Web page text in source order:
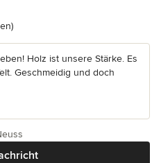
von 5 Sternen
Holz ist unsere Stärke. Es
Geschmeidig und doch